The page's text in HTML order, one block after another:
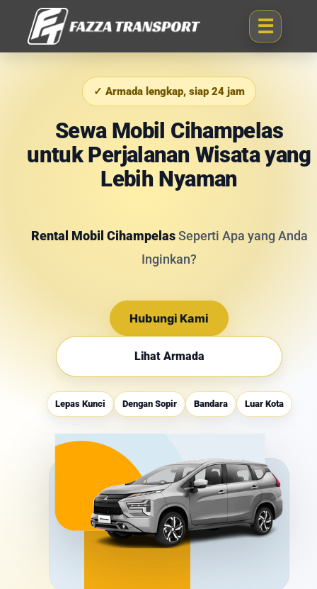
✓ Armada lengkap, siap 24 jam
Sewa Mobil Cihampelas
untuk Perjalanan Wisata yang
Lebih Nyaman
Rental Mobil CihampelasSeperti Apa yang Anda
Inginkan?
Hubungi Kami
Lihat Armada
Lepas Kunci Dengan Sopir Bandara Luar Kota